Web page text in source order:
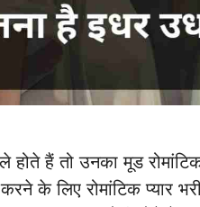
हैं तो उनका मूड रोमांटिक
के लिए रोमांटिक प्यार